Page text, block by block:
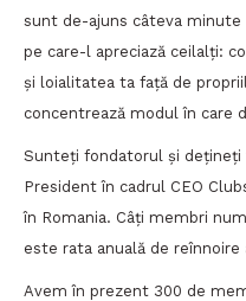
sunt de-ajuns câteva minute
pe care-l apreciază ceilalți:
și loialitatea ta față de
concentrează modul în care
Sunteți fondatorul și dețineți
President în cadrul CEO
în Romania. Câți membri
este rata anuală de
Avem în prezent 300 de